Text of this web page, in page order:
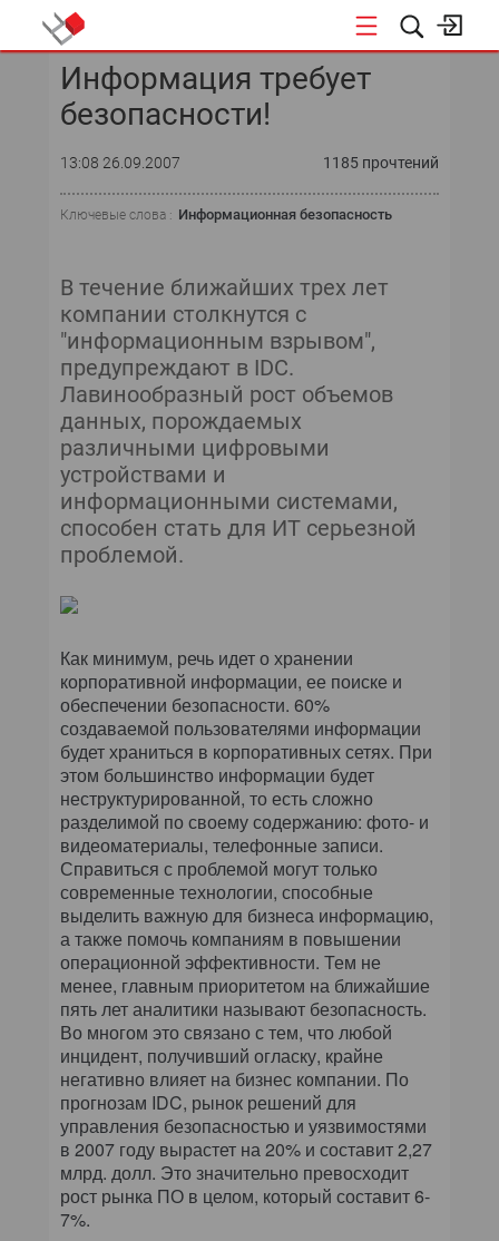
ИТ-ИНФРАСТРУКТУРА
БЕЗОПАСНОСТЬ
АВТОМАТИЗАЦИЯ
КОМПЬЮТЕРНЫЙ МИР
АРХИВ ЖУРНАЛОВ
Информация требует
безопасности!
13:08 26.09.2007 1185 прочтений
Ключевые слова : Информационная безопасность
В течение ближайших трех лет
компании столкнутся с
"информационным взрывом",
предупреждают в IDC.
Лавинообразный рост объемов
данных, порождаемых
различными цифровыми
устройствами и
информационными системами,
способен стать для ИТ серьезной
проблемой.
Как минимум, речь идет о хранении
корпоративной информации, ее поиске и
обеспечении безопасности. 60%
создаваемой пользователями информации
будет храниться в корпоративных сетях. При
этом большинство информации будет
неструктурированной, то есть сложно
разделимой по своему содержанию: фото- и
видеоматериалы, телефонные записи.
Справиться с проблемой могут только
современные технологии, способные
выделить важную для бизнеса информацию,
а также помочь компаниям в повышении
операционной эффективности. Тем не
менее, главным приоритетом на ближайшие
пять лет аналитики называют безопасность.
Во многом это связано с тем, что любой
инцидент, получивший огласку, крайне
негативно влияет на бизнес компании. По
прогнозам IDC, рынок решений для
управления безопасностью и уязвимостями
в 2007 году вырастет на 20% и составит 2,27
млрд. долл. Это значительно превосходит
рост рынка ПО в целом, который составит 6-
7%.